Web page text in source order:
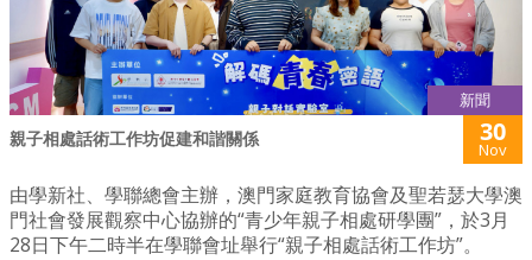
新聞
親子相處話術工作坊促建和諧關係 30
Nov
由學新社、學聯總會主辦，澳門家庭教育協會及聖若瑟大學澳
門社會發展觀察中心協辦的“青少年親子相處研學團”，於3月
28日下午二時半在學聯會址舉行“親子相處話術工作坊”。